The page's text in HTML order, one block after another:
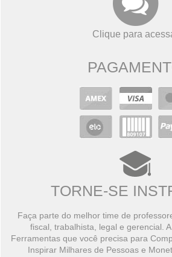
Clique para
TORNE-SE
Faça parte do melhor time de
fiscal, trabalhista, legal e gerencial.
Ferramentas que você precisa para
Inspirar Milhares de Pessoas e